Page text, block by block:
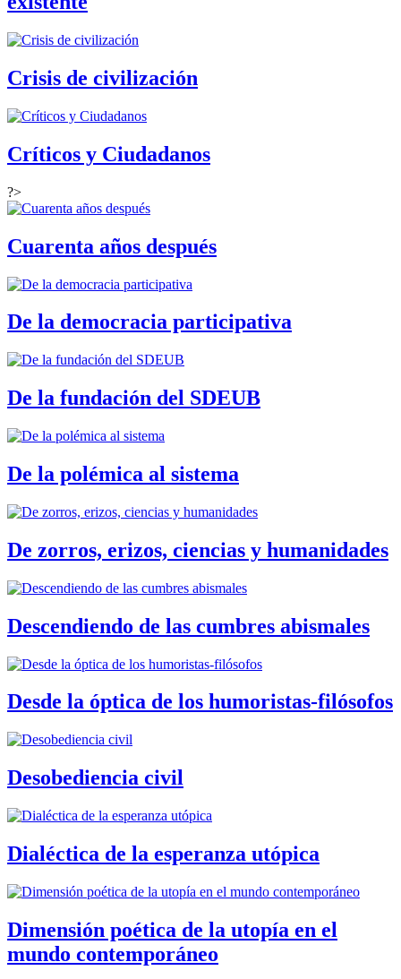
Crisis de civilización
Críticos y Ciudadanos
?>
Cuarenta años después
De la democracia participativa
De la fundación del SDEUB
De la polémica al sistema
De zorros, erizos, ciencias y humanidades
Descendiendo de las cumbres abismales
Desde la óptica de los humoristas-filósofos
Desobediencia civil
Dialéctica de la esperanza utópica
Dimensión poética de la utopía en el
mundo contemporáneo